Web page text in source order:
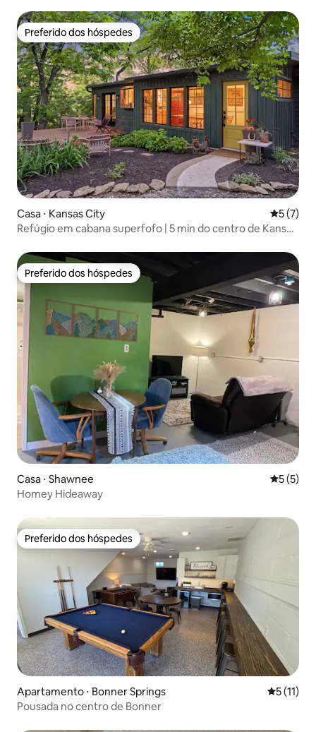
Preferido dos hóspedes
Preferido dos hóspedes
Casa ⋅ Kansas City 5 de
5 (7)
Refúgio em cabana superfofo | 5 min do centro de Kansas
Preferido dos hóspedes
Preferido dos hóspedes
Casa ⋅ Shawnee 5 de
5 (5)
Homey Hideaway
Preferido dos hóspedes
Preferido dos hóspedes
Apartamento ⋅ Bonner Springs 5 de uma
5 (11)
Pousada no centro de Bonner